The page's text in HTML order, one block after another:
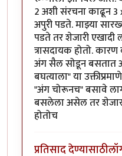
2 अशी संरचना काढून
अपुरी पडते. माझ्या
पडते तर शेजारी एखादी
त्रासदायक होतो.
अंग सैल सोडून बसतात
बघत्याला" या
"अंग चोरूनच" बसावे
बसलेला असेल तर
होतोच
प्रतिसाद देण्यासाठी